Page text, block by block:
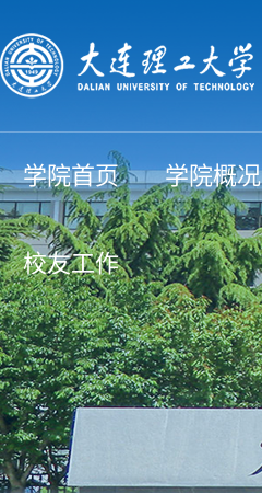
学院首页 学院概况
校友工作